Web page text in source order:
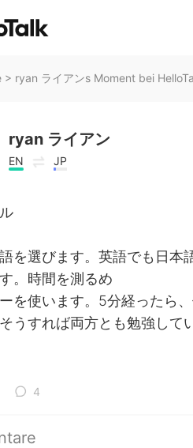
> ryan ライアンs Moment bei
ryan ライアン
EN JP
を選びます。英語でも日
。時間を測るめ
を使います。5分経ったら
うすれば両方とも勉強し
4